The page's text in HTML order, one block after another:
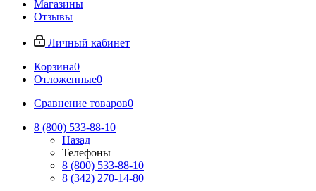
Магазины
Отзывы
Личный кабинет
Корзина0
Отложенные0
Сравнение товаров0
8 (800) 533-88-10
Назад
Телефоны
8 (800) 533-88-10
8 (342) 270-14-80